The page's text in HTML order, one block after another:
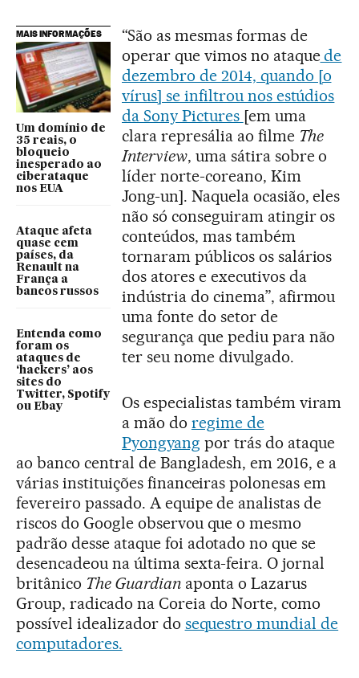
MAIS INFORMAÇÕES
Um domínio de
35 reais, o
bloqueio
inesperado ao
ciberataque
nos EUA
Ataque afeta
quase cem
países, da
Renault na
França a
bancos russos
Entenda como
foram os
ataques de
‘hackers’ aos
sites do
Twitter, Spotify
ou Ebay
“São as mesmas formas de
operar que vimos no ataquede
dezembro de 2014, quando [o
vírus] se infiltrou nos estúdios
da Sony Pictures [em uma
clara represália ao filme The
Interview, uma sátira sobre o
líder norte-coreano, Kim
Jong-un]. Naquela ocasião, eles
não só conseguiram atingir os
conteúdos, mas também
tornaram públicos os salários
dos atores e executivos da
indústria do cinema”, afirmou
uma fonte do setor de
segurança que pediu para não
ter seu nome divulgado.
Os especialistas também viram
a mão do regime de
Pyongyang por trás do ataque
ao banco central de Bangladesh, em 2016, e a
várias instituições financeiras polonesas em
fevereiro passado. A equipe de analistas de
riscos do Google observou que o mesmo
padrão desse ataque foi adotado no que se
desencadeou na última sexta-feira. O jornal
britânico The Guardianaponta o Lazarus
Group, radicado na Coreia do Norte, como
possível idealizador do sequestro mundial de
computadores.